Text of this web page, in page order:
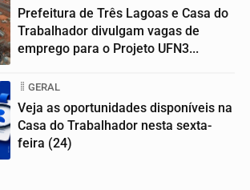
Prefeitura de Três Lagoas e Casa do
Trabalhador divulgam vagas de
emprego para o Projeto UFN3...
GERAL
Veja as oportunidades disponíveis na
Casa do Trabalhador nesta sexta-
feira (24)